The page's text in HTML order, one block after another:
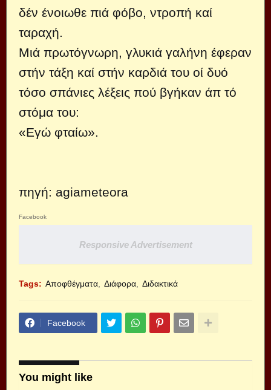
δέν ένοιωθε πιά φόβο, ντροπή καί
ταραχή.
Μιά πρωτόγνωρη, γλυκιά γαλήνη έφεραν
στήν τάξη καί στήν καρδιά του οί δυό
τόσο σπάνιες λέξεις πού βγήκαν άπ τό
στόμα του:
«Εγώ φταίω».
πηγή: agiameteora
Facebook
Responsive Advertisement
Tags: Αποφθέγματα Διάφορα Διδακτικά
Facebook
You might like